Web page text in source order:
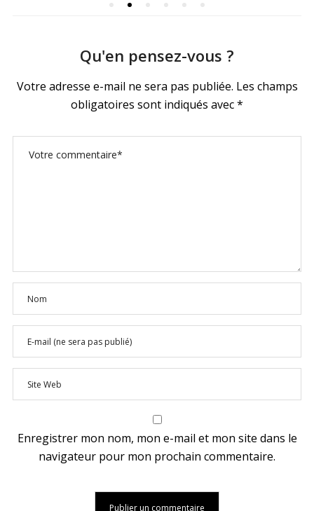
Qu'en pensez-vous ?
Votre adresse e-mail ne sera pas publiée. Les champs
obligatoires sont indiqués avec*
Enregistrer mon nom, mon e-mail et mon site dans le
navigateur pour mon prochain commentaire.